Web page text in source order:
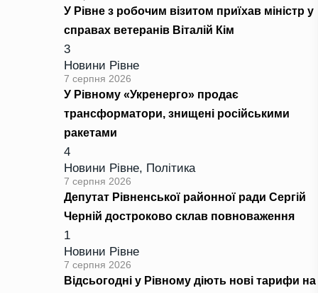
У Рівне з робочим візитом приїхав міністр у
справах ветеранів Віталій Кім
3
Новини Рівне
7 серпня 2026
У Рівному «Укренерго» продає
трансформатори, знищені російськими
ракетами
4
Новини Рівне, Політика
7 серпня 2026
Депутат Рівненської районної ради Сергій
Черній достроково склав повноваження
1
Новини Рівне
7 серпня 2026
Відсьогодні у Рівному діють нові тарифи на